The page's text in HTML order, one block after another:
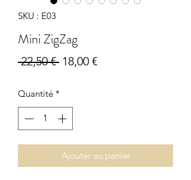
SKU : E03
Mini ZigZag
22,50 € Prix
18,00 €Prix
Quantité *
Ajouter au panier